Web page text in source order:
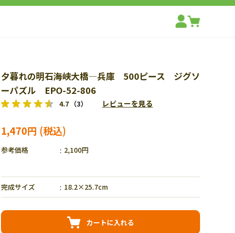
夕暮れの明石海峡大橋―兵庫 500ピース ジグソ
ーパズル EPO-52-806
4.7 （3） レビューを見る
1,470円
参考価格 2,100円
完成サイズ 18.2×25.7cm
カートに入れる